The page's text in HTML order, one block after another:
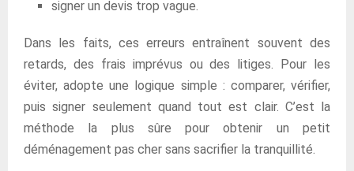
signer un devis trop vague.
Dans les faits, ces erreurs entraînent souvent des
retards, des frais imprévus ou des litiges. Pour les
éviter, adopte une logique simple : comparer, vérifier,
puis signer seulement quand tout est clair. C’est la
méthode la plus sûre pour obtenir un petit
déménagement pas cher sans sacrifier la tranquillité.